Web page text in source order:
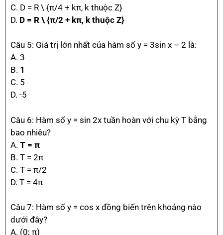
C. D = R \ {π/4 + kπ, k thuộc Z}
D. D = R \ {π/2 + kπ, k thuộc Z}
Câu 5: Giá trị lớn nhất của hàm số y = 3sin x – 2 là:
A. 3
B. 1
C. 5
D. -5
Câu 6: Hàm số y = sin 2x tuần hoàn với chu kỳ T bằng
bao nhiêu?
A. T = π
B. T = 2π
C. T = π/2
D. T = 4π
Câu 7: Hàm số y = cos x đồng biến trên khoảng nào
dưới đây?
A. (0; π)